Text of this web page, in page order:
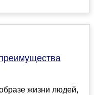
жизни людей,